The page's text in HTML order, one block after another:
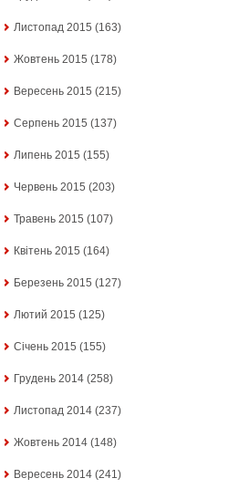
Листопад 2015 (163)
Жовтень 2015 (178)
Вересень 2015 (215)
Серпень 2015 (137)
Липень 2015 (155)
Червень 2015 (203)
Травень 2015 (107)
Квітень 2015 (164)
Березень 2015 (127)
Лютий 2015 (125)
Січень 2015 (155)
Грудень 2014 (258)
Листопад 2014 (237)
Жовтень 2014 (148)
Вересень 2014 (241)